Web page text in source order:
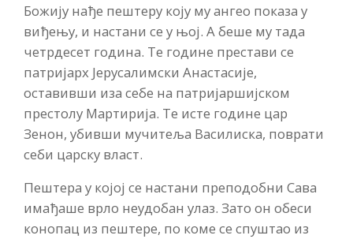
Божију нађе пештеру коју му ангео показа у
виђењу, и настани се у њој. А беше му тада
четрдесет година. Те године престави се
патријарх Јерусалимски Анастасије,
оставивши иза себе на патријаршијском
престолу Мартирија. Те исте године цар
Зенон, убивши мучитеља Василиска, поврати
себи царску власт.
Пештера у којој се настани преподобни Сава
имађаше врло неудобан улаз. Зато он обеси
конопац из пештере, по коме се спуштао из